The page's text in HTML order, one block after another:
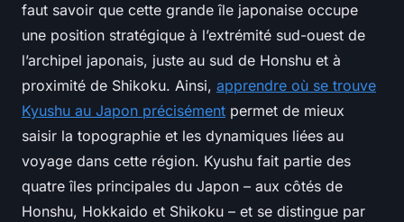
faut savoir que cette grande île japonaise occupe
une position stratégique à l’extrémité sud-ouest de
l’archipel japonais, juste au sud de Honshu et à
proximité de Shikoku. Ainsi, apprendre où se trouve
Kyushu au Japon précisément permet de mieux
saisir la topographie et les dynamiques liées au
voyage dans cette région. Kyushu fait partie des
quatre îles principales du Japon – aux côtés de
Honshu, Hokkaido et Shikoku – et se distingue par